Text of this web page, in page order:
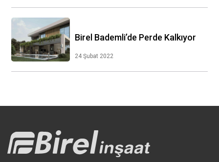
Birel Bademli’de Perde Kalkıyor
24 Şubat 2022